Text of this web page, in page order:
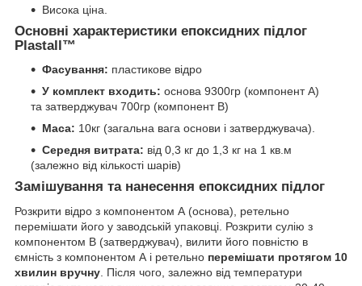
Висока ціна.
Основні характеристики епоксидних підлог
Plastall™
Фасування: пластикове відро
У комплект входить: основа 9300гр (компонент А)
та затверджувач 700гр (компонент В)
Маса: 10кг (загальна вага основи і затверджувача).
Середня витрата: від 0,3 кг до 1,3 кг на 1 кв.м
(залежно від кількості шарів)
Замішування та нанесення епоксидних підлог
Розкрити відро з компонентом А (основа), ретельно
перемішати його у заводській упаковці. Розкрити сулію з
компонентом В (затверджувач), вилити його повністю в
ємність з компонентом А і ретельно перемішати протягом 10
хвилин вручну. Після чого, залежно від температури